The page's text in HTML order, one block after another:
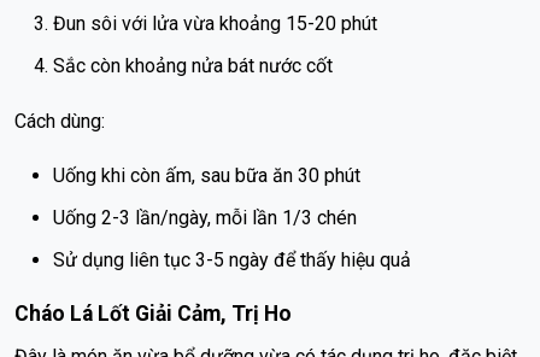
Đun sôi với lửa vừa khoảng 15-20 phút
Sắc còn khoảng nửa bát nước cốt
Cách dùng:
Uống khi còn ấm, sau bữa ăn 30 phút
Uống 2-3 lần/ngày, mỗi lần 1/3 chén
Sử dụng liên tục 3-5 ngày để thấy hiệu quả
Cháo Lá Lốt Giải Cảm, Trị Ho